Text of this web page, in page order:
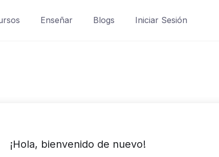
Enseñar Blogs Iniciar Sesión
¡Hola, bienvenido de nuevo!